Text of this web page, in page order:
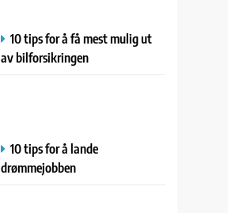
10 tips for å få mest mulig ut
av bilforsikringen
10 tips for å lande
drømmejobben